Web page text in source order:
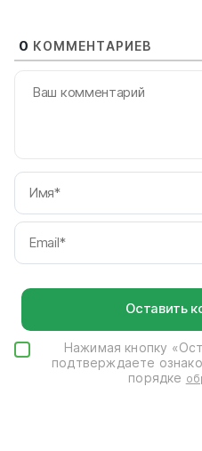
0 КОММЕНТАРИЕВ
Нажимая кнопку
подтверждаете
порядке